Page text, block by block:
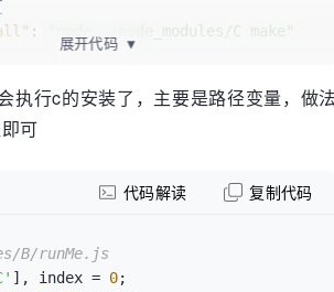
:
"node ./node_modules/C make"
展开代码 ▼
执行c的安装了，主要是路径变量，做
可
B/runMe.js
], index = 0;
代码解读 复制代码